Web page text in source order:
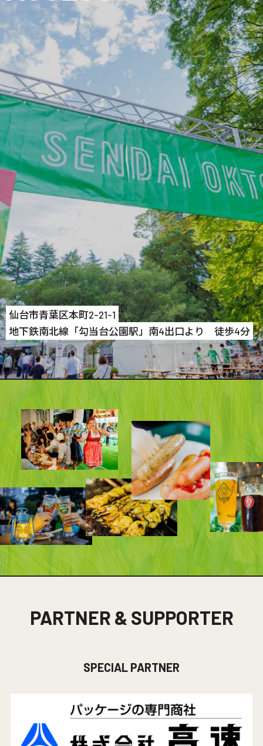
仙台市青葉区本町2-21-1
地下鉄南北線「勾当台公園駅」南4出口より 徒歩4分
PARTNER & SUPPORTER
SPECIAL PARTNER